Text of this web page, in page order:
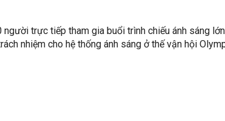
trực tiếp tham gia buổi trình chiếu ánh sáng
nhiệm cho hệ thống ánh sáng ở thế vận hội